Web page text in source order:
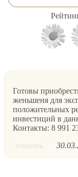
Готовы
женьшеня для
положительных
инвестиций в
Контакты: 8 991
ответить